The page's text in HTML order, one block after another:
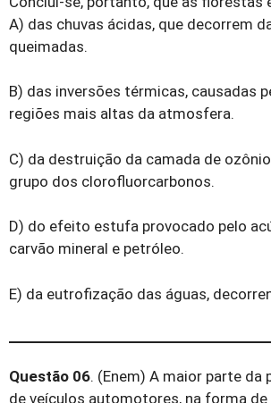
A) das chuvas ácidas, que decorrem
queimadas.
B) das inversões térmicas, causadas
regiões mais altas da atmosfera.
C) da destruição da camada de
grupo dos clorofluorcarbonos.
D) do efeito estufa provocado pelo
carvão mineral e petróleo.
E) da eutrofização das águas,
Questão 06. (Enem) A maior parte
de veículos automotores, na forma